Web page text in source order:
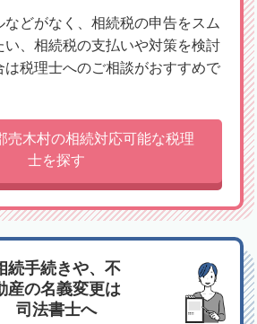
どがなく、相続税の申告をスム
い、相続税の支払いや対策を検討
は税理士へのご相談がおすすめで
売木村の相続対応可能な税理
士を探す
続手続きや、不
産の名義変更は
司法書士へ